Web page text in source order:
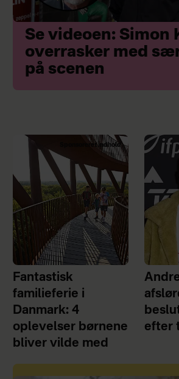
Se videoen: Simon
overrasker med
på scenen
Sponsoreret indhold
Fantastisk
familieferie i
Danmark: 4
oplevelser børnene
bliver vilde med
efter